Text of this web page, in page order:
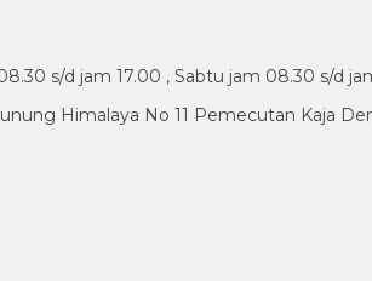
s/d jam 17.00 , Sabtu jam 08.30 s/d
Himalaya No 11 Pemecutan Kaja